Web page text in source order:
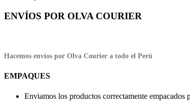
ENVÍOS POR OLVA COURIER
Hacemos envíos por Olva Courier a todo el Perú
EMPAQUES
Enviamos los productos correctamente empacados